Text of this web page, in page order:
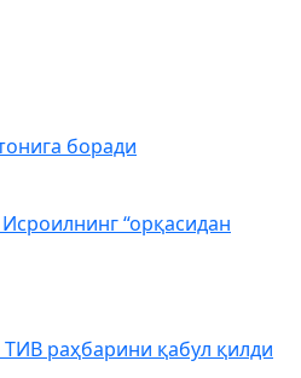
боради
“орқасидан
раҳбарини қабул қилди